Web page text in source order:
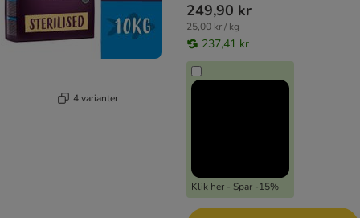
4 varianter
249,90 kr
25,00 kr / kg
237,41 kr
Klik her - Spar -15%